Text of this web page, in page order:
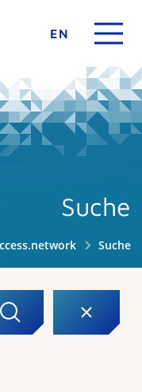
EN
Suche
Suche